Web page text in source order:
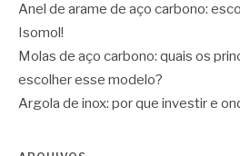
Anel de arame de aço carbono:
Isomol!
Molas de aço carbono: quais os
escolher esse modelo?
Argola de inox: por que investir e